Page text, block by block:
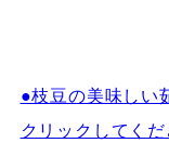
●枝豆の美味しい
クリックしてくだ